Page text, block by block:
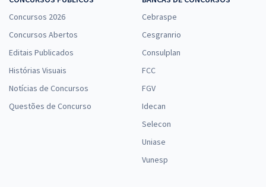
Concursos 2026
Concursos Abertos
Editais Publicados
Histórias Visuais
Notícias de Concursos
Questões de Concurso
Cebraspe
Cesgranrio
Consulplan
FCC
FGV
Idecan
Selecon
Uniase
Vunesp